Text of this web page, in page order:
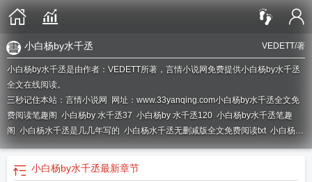
VEDETT/著
小白杨by水千丞
小白杨by水千丞是由作者：VEDETT所著，言情小说网免费提供小白杨by水千丞
全文在线阅读。
三秒记住本站：言情小说网 网址：www.33yanqing.com小白杨by水千丞全文免
费阅读笔趣阁 小白杨by 水千丞37 小白杨by 水千丞120 小白杨by水千丞笔趣
阁 小白杨水千丞是几几年写的 小白杨水千丞无删减版全文免费阅读txt 小白杨水
千丞百度提取码小白杨by水千丞txt百小白杨水千丞37无删减版全文免费阅读笔
小白杨水千丞百度资源 小白杨水千丞全文免费阅读百度
文免费阅读 分手 在哪一章
小白杨by水千丞最新章节